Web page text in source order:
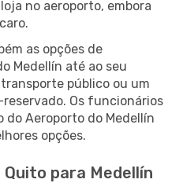
no aeroporto, embora
as opções de
Medellín até ao seu
público ou um
Os funcionários
Aeroporto do Medellín
opções.
para Medellín